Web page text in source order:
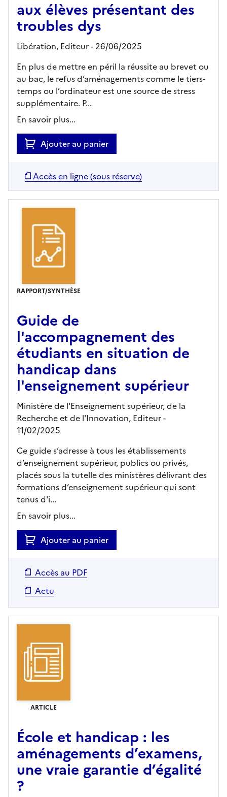
aux élèves présentant des
troubles dys
Libération, Editeur- 26/06/2025
En plus de mettre en péril la réussite au brevet ou
au bac, le refus d’aménagements comme le tiers-
temps ou l’ordinateur est une source de stress
supplémentaire. P...
En savoir plus...
Ajouter au panier
Accès en ligne (sous réserve)
RAPPORT/SYNTHÈSE
Guide de
l'accompagnement des
étudiants en situation de
handicap dans
l'enseignement supérieur
Ministère de l'Enseignement supérieur, de la
Recherche et de l'Innovation, Editeur-
11/02/2025
Ce guide s’adresse à tous les établissements
d’enseignement supérieur, publics ou privés,
placés sous la tutelle des ministères délivrant des
formations d’enseignement supérieur qui sont
tenus d'i...
En savoir plus...
Ajouter au panier
Accès au PDF
Actu
ARTICLE
École et handicap : les
aménagements d’examens,
une vraie garantie d’égalité
?